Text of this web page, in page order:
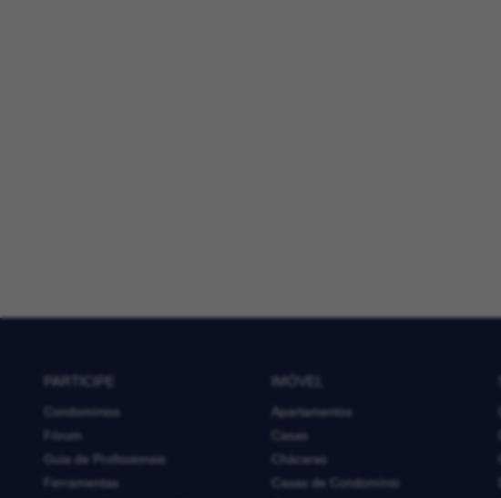
PARTICIPE
Condomínios
Fórum
Guia de Profissionais
Ferramentas
IMÓVEL
Apartamentos
Casas
Chácaras
Casas de Condomínio